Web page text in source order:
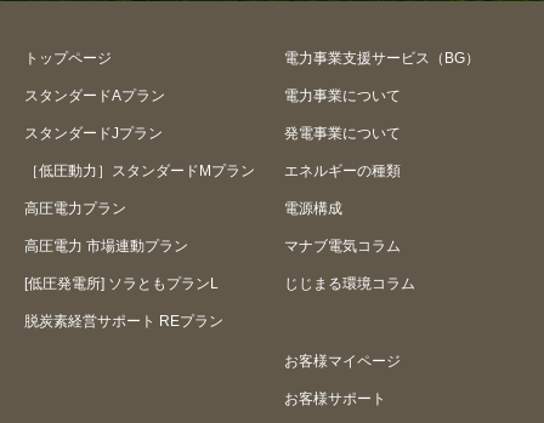
賃貸住宅に住んでいますが、退居後に
はまた地域電力会社に戻りますか？
契約期間はいつまでですか？
に戻すことはできますか？
検針票が今手元にないのですが、切り
替えできますか？
「アットホームプラン」、「ジョブプ
ラン」から切り替えるにはどうしたら
トップページ
スタンダードAプラン
スタンダードJプラン
［低圧動力］スタンダードMプラン
高圧電力プラン
高圧電力 市場連動プラン
[低圧発電所] ソラともプランL
脱炭素経営サポート REプラン
電力事業支援サービス（BG）
電力事業について
発電事業について
エネルギーの種類
電源構成
マナブ電気コラム
じじまる環境コラム
お客様マイページ
お客様サポート